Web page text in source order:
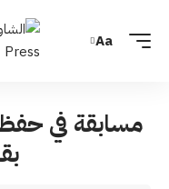
Aa
مسابقة في حفظ